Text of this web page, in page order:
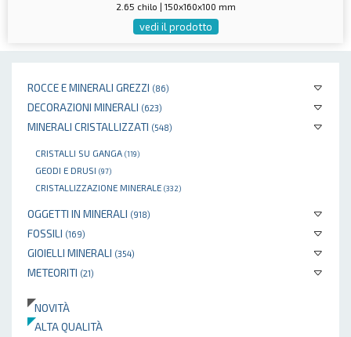
ROCCE E MINERALI GREZZI (86)
DECORAZIONI MINERALI (623)
MINERALI CRISTALLIZZATI (548)
CRISTALLI SU GANGA (119)
GEODI E DRUSI (97)
CRISTALLIZZAZIONE MINERALE (332)
OGGETTI IN MINERALI (918)
FOSSILI (169)
GIOIELLI MINERALI (354)
METEORITI (21)
NOVITÀ
ALTA QUALITÀ
2.65 chilo | 150x160x100 mm
vedi il prodotto